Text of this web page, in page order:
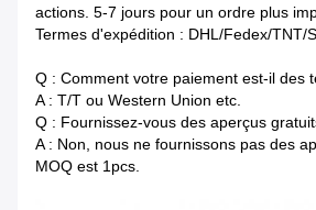
actions. 5-7 jours pour un ordre plus
Termes d'expédition : DHL/Fedex/TNT/
Q : Comment votre paiement est-il des
A : T/T ou Western Union etc.
Q : Fournissez-vous des aperçus
A : Non, nous ne fournissons pas des
MOQ est 1pcs.